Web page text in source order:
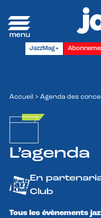
JazzMag+
Accueil > Agenda des
L’agenda
En
Club
Tous les évènements